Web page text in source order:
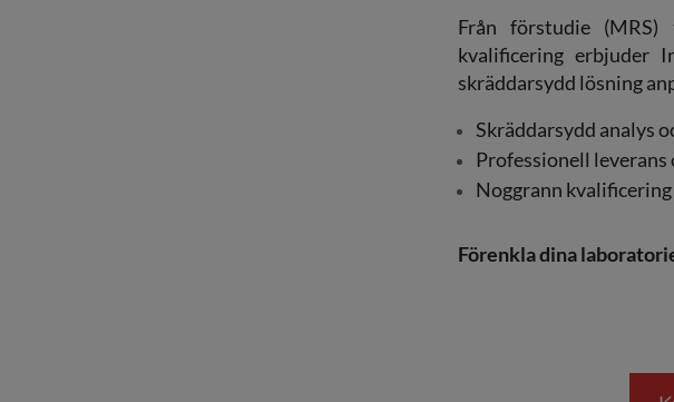
Från förstudie
kvalificering erbjuder
skräddarsydd lösning
Skräddarsydd analys
Professionell
Noggrann
Förenkla dina